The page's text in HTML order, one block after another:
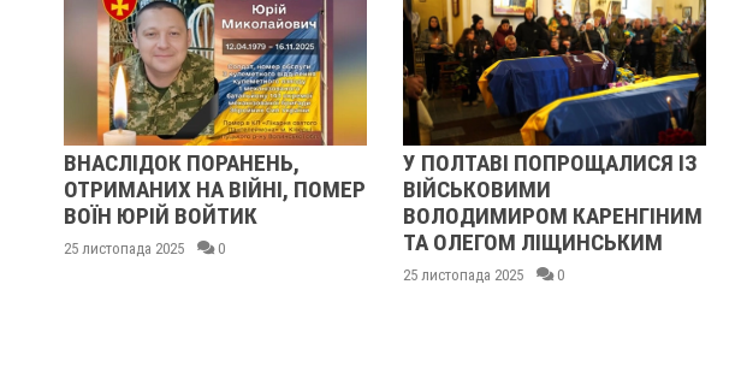
ВНАСЛІДОК ПОРАНЕНЬ,
ОТРИМАНИХ НА ВІЙНІ, ПОМЕР
ВОЇН ЮРІЙ ВОЙТИК
25 листопада 2025 0
У ПОЛТАВІ ПОПРОЩАЛИСЯ ІЗ
ВІЙСЬКОВИМИ
ВОЛОДИМИРОМ КАРЕНГІНИМ
ТА ОЛЕГОМ ЛІЩИНСЬКИМ
25 листопада 2025 0